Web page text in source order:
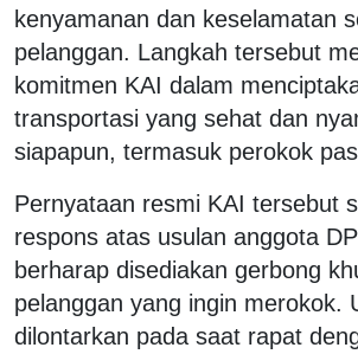
kenyamanan dan keselamatan
pelanggan. Langkah tersebut
komitmen KAI dalam
transportasi yang sehat dan
siapapun, termasuk perokok
Pernyataan resmi KAI tersebut
respons atas usulan anggota
berharap disediakan gerbong
pelanggan yang ingin merokok.
dilontarkan pada saat rapat